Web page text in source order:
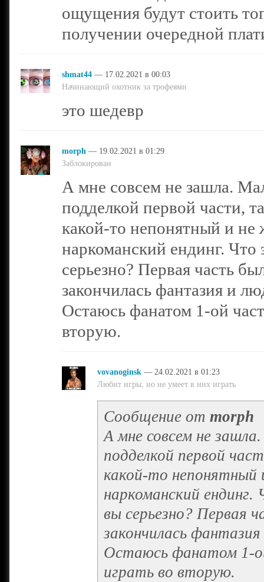
ощущения будут стоить
получении очередной
shmat44— 17.02.2021 в 00:03
Начинающий охотник за трофеями
это шедевр
morph— 19.02.2021 в 01:29
Заблокирован
А мне совсем не зашла.
подделкой первой части,
какой-то непонятный и
наркоманский ендинг. Что
серьезно? Первая часть
закончилась фантазия и
Остаюсь фанатом 1-ой
вторую.
vovanoginsk— 24.02.2021 в 01:23
Любит игры, но не умеет в них играть
Сообщение от morph
А мне совсем не
подделкой первой
какой-то
наркоманский
вы серьезно? Первая
закончилась
Остаюсь фанатом 1-
играть во вторую.